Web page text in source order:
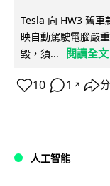
Tesla 向 HW3 舊車
映自動駕駛電腦嚴
毀，須...
閱讀全文
10 1 ↗
人工智能